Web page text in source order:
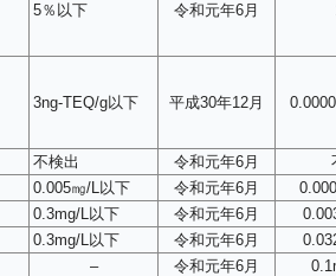
5％以下 令和元年6月
3ng-TEQ/g以下 平成30年12月
不検出 令和元年6月
0.005㎎/L以下 令和元年6月
0.3mg/L以下 令和元年6月
0.3mg/L以下 令和元年6月
– 令和元年6月